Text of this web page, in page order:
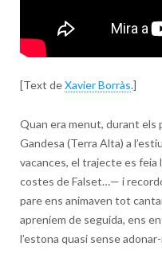
[Text deXavier Borràs.]
Quan era menut, durant els
Gandesa (Terra Alta) a
vacances, el trajecte es feia
costes de Falset…— i
pare ens animaven tot
apreníem de seguida, ens
l’estona quasi sense